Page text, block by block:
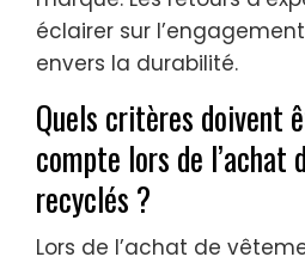
éclairer sur
envers la durabilité.
Quels critères doivent
compte lors de l’achat
recyclés ?
Lors de l’achat de